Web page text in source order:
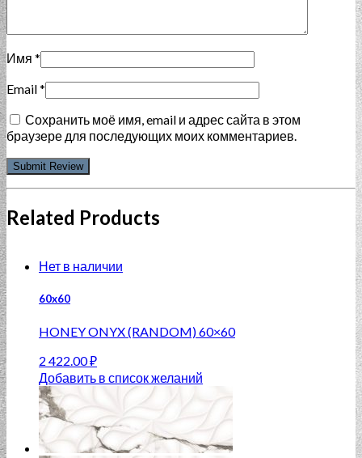
Имя *
Email*
Сохранить моё имя, email и адрес сайта в этом
браузере для последующих моих комментариев.
Related Products
Нет в наличии
60x60
HONEY ONYX (RANDOM) 60×60
2 422.00₽
Добавить в список желаний